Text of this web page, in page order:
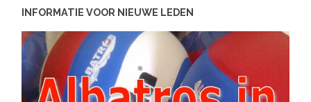
INFORMATIE VOOR NIEUWE LEDEN